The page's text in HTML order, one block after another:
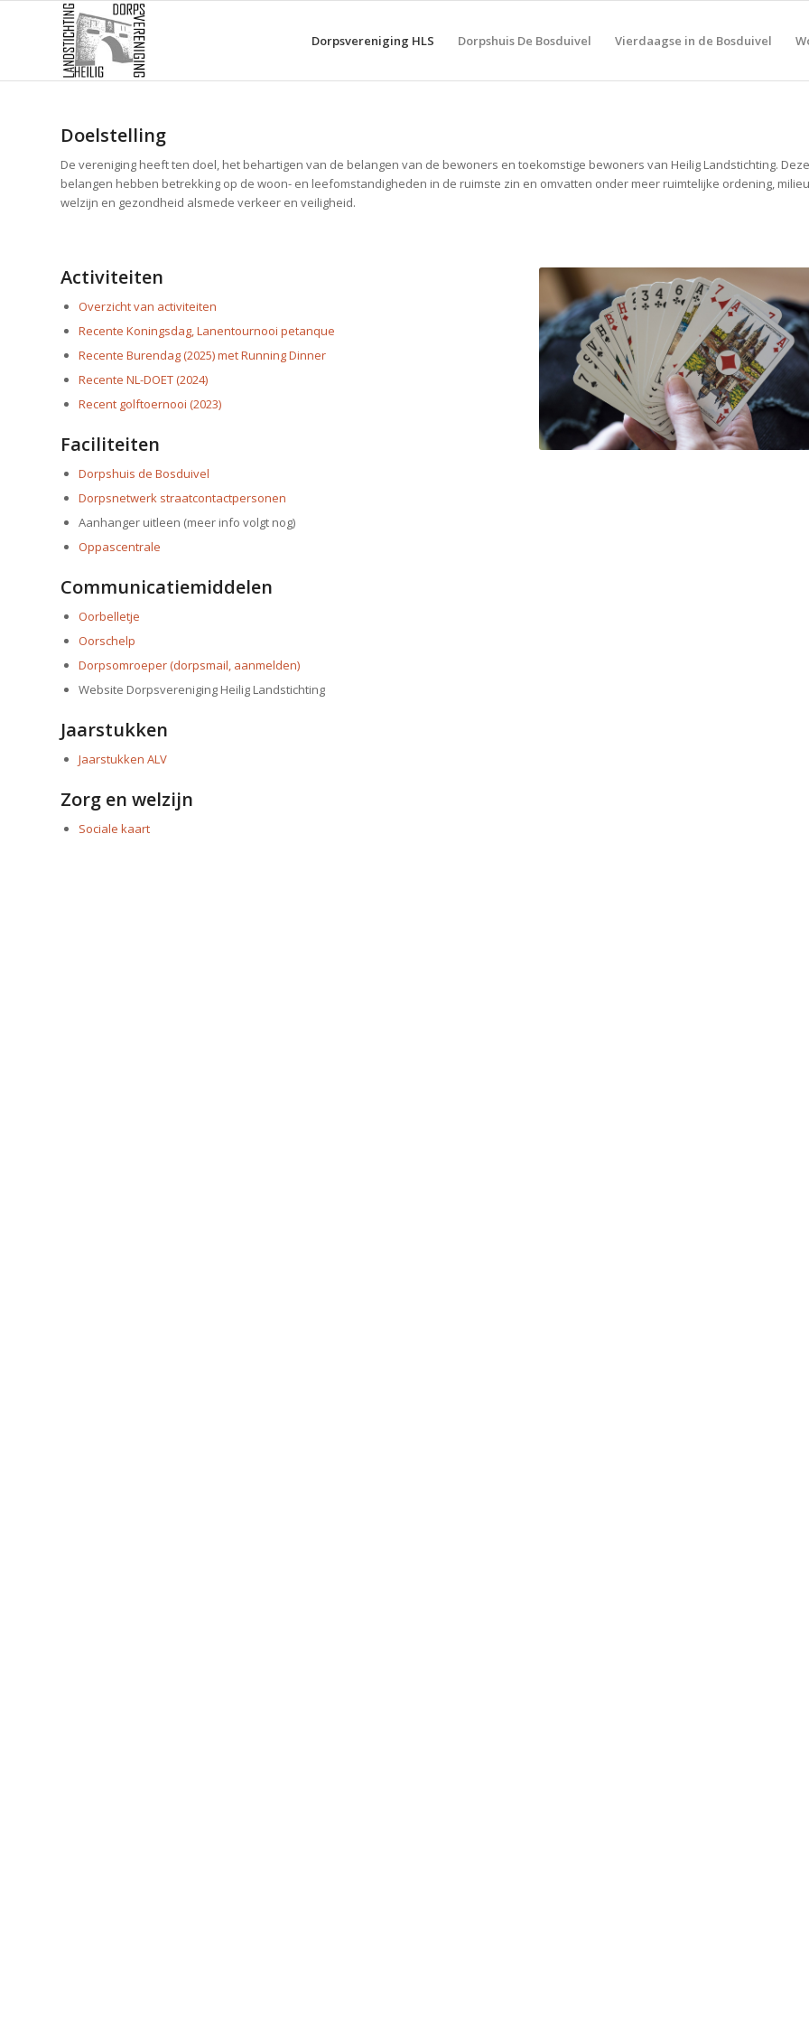
Dorpsvereniging HLS Dorpshuis De Bosduivel Vierdaagse in de Bosduivel
Doelstelling
De vereniging heeft ten doel, het behartigen van de belangen van de bewoners en toekomstige bewoners van Heilig Landstichting. Deze
belangen hebben betrekking op de woon- en leefomstandigheden in de ruimste zin en omvatten onder meer ruimtelijke ordening,
welzijn en gezondheid alsmede verkeer en veiligheid.
Activiteiten
Overzicht van activiteiten
Recente Koningsdag, Lanentournooi petanque
Recente Burendag (2025) met Running Dinner
Recente NL-DOET (2024)
Recent golftoernooi (2023)
Faciliteiten
Dorpshuis de Bosduivel
Dorpsnetwerk straatcontactpersonen
Aanhanger uitleen (meer info volgt nog)
Oppascentrale
Communicatiemiddelen
Oorbelletje
Oorschelp
Dorpsomroeper (dorpsmail, aanmelden)
Website Dorpsvereniging Heilig Landstichting
Jaarstukken
Jaarstukken ALV
Zorg en welzijn
Sociale kaart